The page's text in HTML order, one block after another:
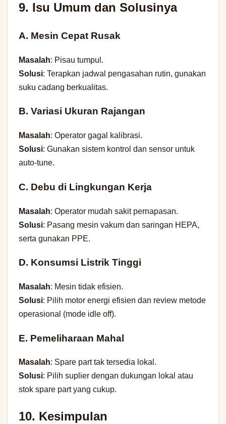
9. Isu Umum dan Solusinya
A. Mesin Cepat Rusak
Masalah: Pisau tumpul.
Solusi: Terapkan jadwal pengasahan rutin, gunakan
suku cadang berkualitas.
B. Variasi Ukuran Rajangan
Masalah: Operator gagal kalibrasi.
Solusi: Gunakan sistem kontrol dan sensor untuk
auto-tune.
C. Debu di Lingkungan Kerja
Masalah: Operator mudah sakit pernapasan.
Solusi: Pasang mesin vakum dan saringan HEPA,
serta gunakan PPE.
D. Konsumsi Listrik Tinggi
Masalah: Mesin tidak efisien.
Solusi: Pilih motor energi efisien dan review metode
operasional (mode idle off).
E. Pemeliharaan Mahal
Masalah: Spare part tak tersedia lokal.
Solusi: Pilih suplier dengan dukungan lokal atau
stok spare part yang cukup.
10. Kesimpulan